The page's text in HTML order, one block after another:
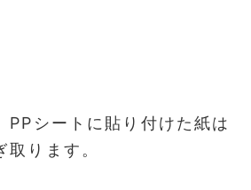
PPシートに貼り付けた紙は
ります。